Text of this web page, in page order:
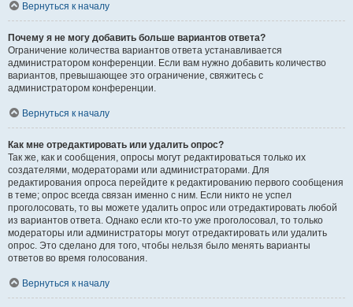
Вернуться к началу
Почему я не могу добавить больше вариантов ответа?
Ограничение количества вариантов ответа устанавливается
администратором конференции. Если вам нужно добавить количество
вариантов, превышающее это ограничение, свяжитесь с
администратором конференции.
Вернуться к началу
Как мне отредактировать или удалить опрос?
Так же, как и сообщения, опросы могут редактироваться только их
создателями, модераторами или администраторами. Для
редактирования опроса перейдите к редактированию первого сообщения
в теме; опрос всегда связан именно с ним. Если никто не успел
проголосовать, то вы можете удалить опрос или отредактировать любой
из вариантов ответа. Однако если кто-то уже проголосовал, то только
модераторы или администраторы могут отредактировать или удалить
опрос. Это сделано для того, чтобы нельзя было менять варианты
ответов во время голосования.
Вернуться к началу